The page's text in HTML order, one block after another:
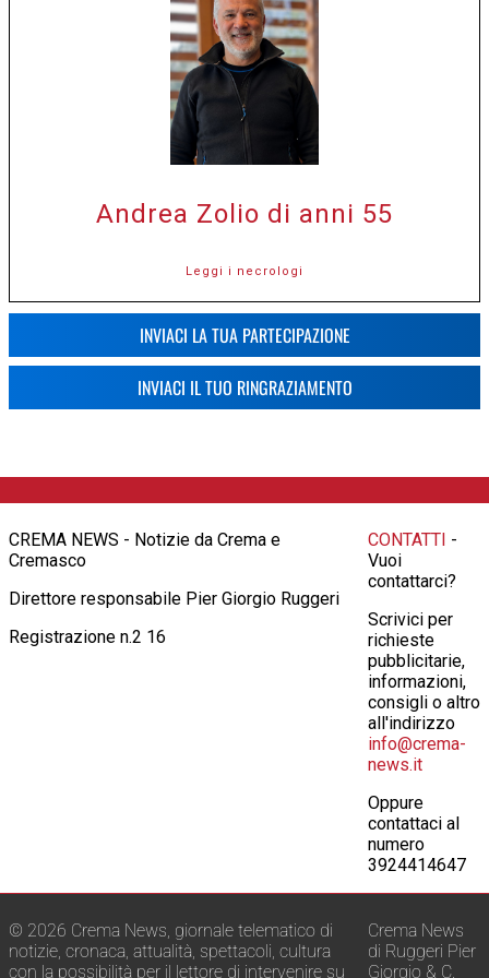
Andrea Zolio di anni 55
Leggi i necrologi
INVIACI LA TUA PARTECIPAZIONE
INVIACI IL TUO RINGRAZIAMENTO
CREMA NEWS - Notizie da Crema e
Cremasco
Direttore responsabile Pier Giorgio Ruggeri
Registrazione n.2 16
CONTATTI -
Vuoi
contattarci?
Scrivici per
richieste
pubblicitarie,
informazioni,
consigli o altro
all'indirizzo
info@crema-
news.it
Oppure
contattaci al
numero
3924414647
© 2026 Crema News, giornale telematico di
notizie, cronaca, attualità, spettacoli, cultura
con la possibilità per il lettore di intervenire su
Crema News
di Ruggeri Pier
Giorgio & C.